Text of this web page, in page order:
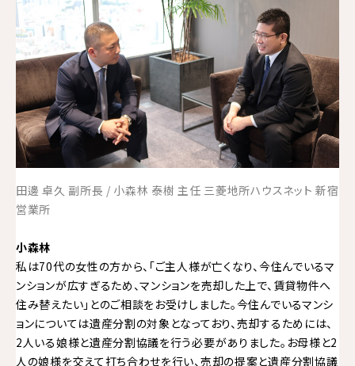
田邊 卓久 副所長 / 小森林 泰樹 主任 三菱地所ハウスネット 新宿
営業所
小森林
私は70代の女性の方から、「ご主人様が亡くなり、今住んでいるマ
ンションが広すぎるため、マンションを売却した上で、賃貸物件へ
住み替えたい」とのご相談をお受けしました。今住んでいるマンシ
ョンについては遺産分割の対象となっており、売却するためには、
2人いる娘様と遺産分割協議を行う必要がありました。お母様と2
人の娘様を交えて打ち合わせを行い、売却の提案と遺産分割協議